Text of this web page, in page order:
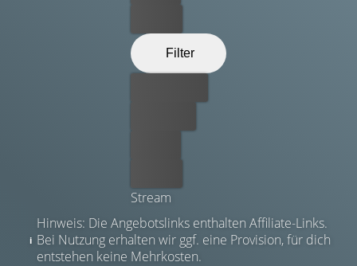
Filter
Stream
Hinweis: Die Angebotslinks enthalten Affiliate-Links.
Bei Nutzung erhalten wir ggf. eine Provision, für dich
entstehen keine Mehrkosten.